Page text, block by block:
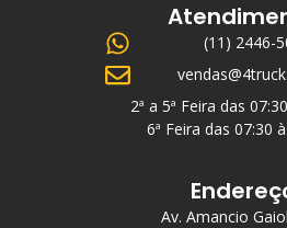
(11) 2446-
2ª a 5ª Feira das
6ª Feira das 07:30
Av. Amancio